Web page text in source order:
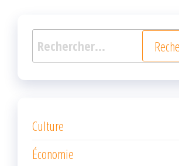
Rechercher :
Culture
Économie